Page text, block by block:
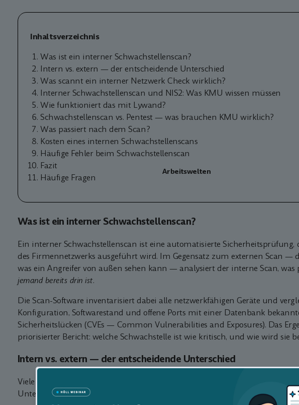
Arbeitswelten
Inhaltsverzeichnis
Was ist ein interner Schwachstellenscan?
Intern vs. extern — der entscheidende Unterschied
Was scannt ein interner Netzwerk Check wirklich?
Interner Schwachstellenscan und NIS2: Was KMU wissen müssen
Wie funktioniert das mit Lywand?
Schwachstellenscan vs. Pentest — was brauchen KMU wirklich?
Was passiert nach dem Scan?
Kosten eines internen Schwachstellenscans
Häufige Fehler beim Schwachstellenscan
Fazit
Häufige Fragen
Was ist ein interner Schwachstellenscan?
Ein interner Schwachstellenscan ist eine automatisierte Sicherheitsprüfung,
des Firmennetzwerks ausgeführt wird. Im Gegensatz zum externen Scan —
was ein Angreifer von außen sehen kann — analysiert der interne Scan, was
jemand bereits drin ist.
Die Scan-Software inventarisiert dabei alle netzwerkfähigen Geräte und
Konfiguration, Softwarestand und offene Ports mit einer Datenbank
Sicherheitslücken (CVEs — Common Vulnerabilities and Exposures). Das
priorisierter Bericht: welche Schwachstelle ist wie kritisch, und wie wird sie
Intern vs. extern — der entscheidende Unterschied
Viele Unternehmen kennen nur den externen Scan — oder verwechseln
Unterschiede sind erheblich: